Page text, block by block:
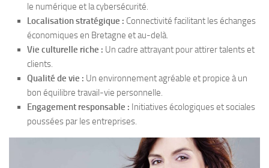
le numérique et la cybersécurité.
Localisation stratégique : Connectivité facilitant les échanges
économiques en Bretagne et au-delà.
Vie culturelle riche : Un cadre attrayant pour attirer talents et
clients.
Qualité de vie : Un environnement agréable et propice à un
bon équilibre travail-vie personnelle.
Engagement responsable : Initiatives écologiques et sociales
poussées par les entreprises.